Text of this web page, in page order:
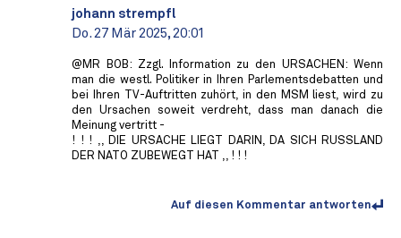
johann strempfl
Do. 27 Mär 2025, 20:01
@MR BOB: Zzgl. Information zu den URSACHEN: Wenn
man die westl. Politiker in Ihren Parlementsdebatten und
bei Ihren TV-Auftritten zuhört, in den MSM liest, wird zu
den Ursachen soweit verdreht, dass man danach die
Meinung vertritt -
! ! ! ,, DIE URSACHE LIEGT DARIN, DA SICH RUSSLAND
DER NATO ZUBEWEGT HAT ,, ! ! !
Auf diesen Kommentar antworten